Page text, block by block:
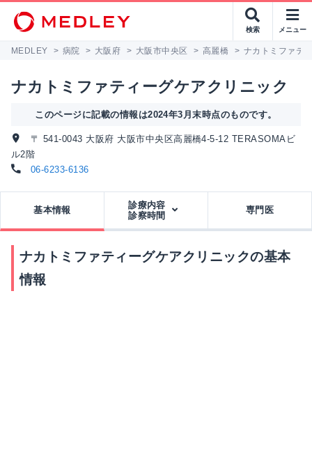
検索 メニュー
MEDLEY > 病院 > 大阪府 > 大阪市中央区 > 高麗橋 > ナカトミファテ
ナカトミファティーグケアクリニック
このページに記載の情報は2024年3月末時点のものです。
〒 541-0043 大阪府 大阪市中央区高麗橋4-5-12 TERASOMAビ
ル2階
06-6233-6136
基本情報
診療内容
診察時間
専門医
ナカトミファティーグケアクリニックの基本
情報